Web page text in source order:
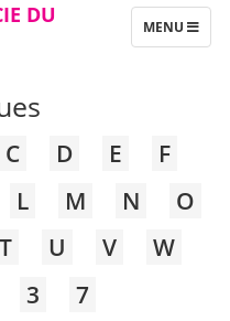
DU
TOGGLE
NAVIGATION
MENU
C D E
F
L M N
O
T U V
W
3 7